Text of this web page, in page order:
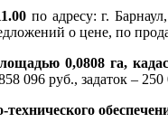
по адресу: г.
о цене, по
0,0808 га,
096 руб., задаток –